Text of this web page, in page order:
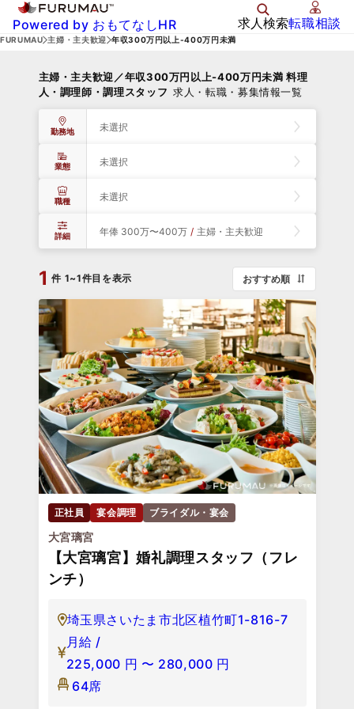
Powered by おもてなしHR 求人検索転職相談
FURUMAU 主婦・主夫歓迎 年収300万円以上-400万円未満
主婦・主夫歓迎／年収300万円以上-400万円未満 料理
人・調理師・調理スタッフ 求人・転職・募集情報一覧
勤務地 未選択
業態 未選択
職種 未選択
詳細 年俸 300万〜400万 / 主婦・主夫歓迎
1 件 1~1件目を表示 おすすめ順
正社員 宴会調理 ブライダル・宴会
大宮璃宮
【大宮璃宮】婚礼調理スタッフ（フレ
ンチ）
埼玉県さいたま市北区植竹町1-816-7
月給 /
225,000 円 〜 280,000 円
64席